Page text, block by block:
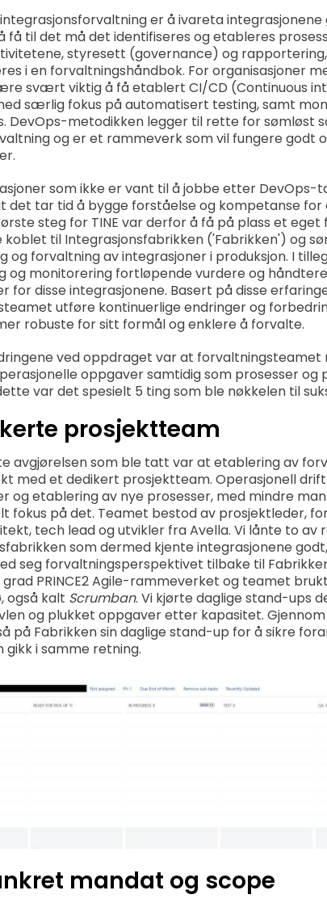
er å ivareta integrasjonene
få til det må det identifiseres og etableres
styresett (governance) og
i en forvaltningshåndbok. For organisasjoner
svært viktig å få etablert CI/CD (Continuous
særlig fokus på automatisert testing, samt
DevOps-metodikken legger til rette for sømløst
og er et rammeverk som vil fungere godt
som ikke er vant til å jobbe etter DevOps-
det tar tid å bygge forståelse og kompetanse for
steg for TINE var derfor å få på plass et
til Integrasjonsfabrikken ('Fabrikken') og
og forvaltning av integrasjoner i produksjon. I
og monitorering fortløpende vurdere og
for disse integrasjonene. Basert på disse
utføre kontinuerlige endringer og
robuste for sitt formål og enklere å forvalte.
ved oppdraget var at
oppgaver samtidig som prosesser
var det spesielt 5 ting som ble nøkkelen til
prosjektteam
avgjørelsen som ble tatt var at etablering av
med et dedikert prosjektteam. Operasjonell
og etablering av nye prosesser, med mindre
fokus på det. Teamet bestod av prosjektleder,
tech lead og utvikler fra Avella. Vi lånte to av
som dermed kjente integrasjonene
seg forvaltningsperspektivet tilbake til
PRINCE2 Agile-rammeverket og teamet
også kalt Scrumban. Vi kjørte daglige stand-ups
og plukket oppgaver etter kapasitet.
på Fabrikken sin daglige stand-up for å sikre
gikk i samme retning.
mandat og scope